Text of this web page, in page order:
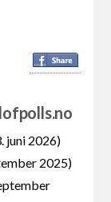
juni 2026)
2025)